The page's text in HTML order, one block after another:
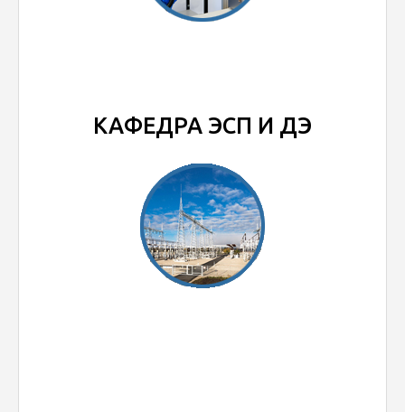
КАФЕДРА ЭСП И ДЭ